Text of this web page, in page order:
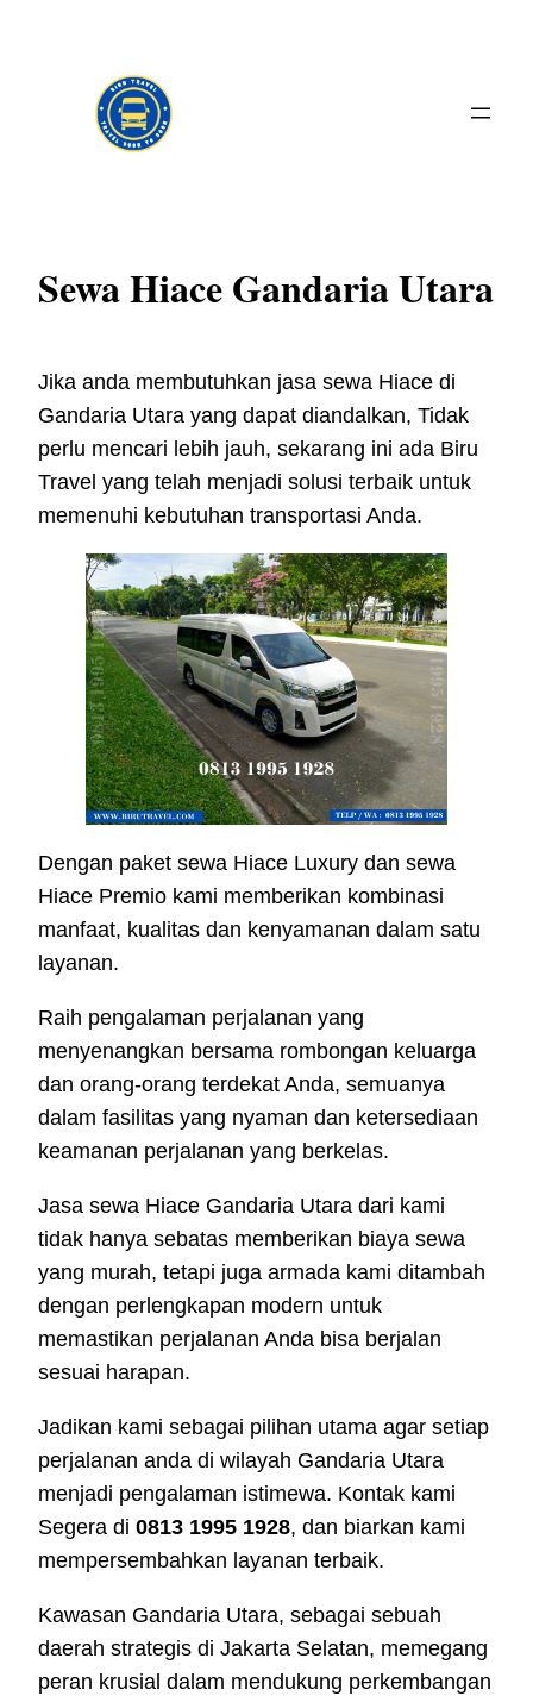
Sewa Hiace Gandaria Utara
Jika anda membutuhkan jasa sewa Hiace di
Gandaria Utara yang dapat diandalkan, Tidak
perlu mencari lebih jauh, sekarang ini ada Biru
Travel yang telah menjadi solusi terbaik untuk
memenuhi kebutuhan transportasi Anda.
Dengan paket sewa Hiace Luxury dan sewa
Hiace Premio kami memberikan kombinasi
manfaat, kualitas dan kenyamanan dalam satu
layanan.
Raih pengalaman perjalanan yang
menyenangkan bersama rombongan keluarga
dan orang-orang terdekat Anda, semuanya
dalam fasilitas yang nyaman dan ketersediaan
keamanan perjalanan yang berkelas.
Jasa sewa Hiace Gandaria Utara dari kami
tidak hanya sebatas memberikan biaya sewa
yang murah, tetapi juga armada kami ditambah
dengan perlengkapan modern untuk
memastikan perjalanan Anda bisa berjalan
sesuai harapan.
Jadikan kami sebagai pilihan utama agar setiap
perjalanan anda di wilayah Gandaria Utara
menjadi pengalaman istimewa. Kontak kami
Segera di 0813 1995 1928, dan biarkan kami
mempersembahkan layanan terbaik.
Kawasan Gandaria Utara, sebagai sebuah
daerah strategis di Jakarta Selatan, memegang
peran krusial dalam mendukung perkembangan